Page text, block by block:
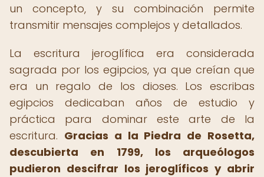
un concepto, y su combinación permite
transmitir mensajes complejos y detallados.
La escritura jeroglífica era considerada
sagrada por los egipcios, ya que creían que
era un regalo de los dioses. Los escribas
egipcios dedicaban años de estudio y
práctica para dominar este arte de la
escritura. Gracias a la Piedra de Rosetta,
descubierta en 1799, los arqueólogos
pudieron descifrar los jeroglíficos y abrir